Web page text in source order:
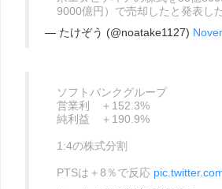
9000億円）で売却したと発表した
— たけぞう (@noatake1127)
ソフトバンクグループ
営業利 ＋152.3%
純利益 ＋190.9%
1:4の株式分割
PTSは＋8％で反応